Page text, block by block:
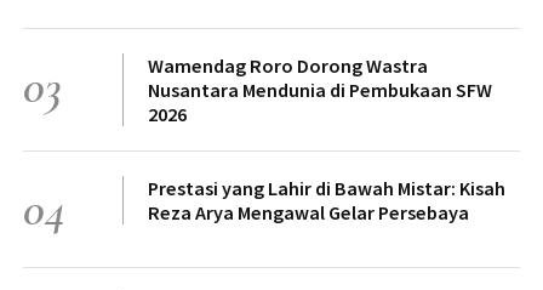
03
Wamendag Roro Dorong Wastra
Nusantara Mendunia di Pembukaan SFW
2026
04
Prestasi yang Lahir di Bawah Mistar: Kisah
Reza Arya Mengawal Gelar Persebaya